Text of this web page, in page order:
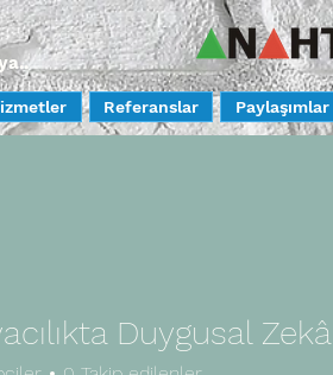
Referanslar Paylaşımlar
Duygusal Zekâ